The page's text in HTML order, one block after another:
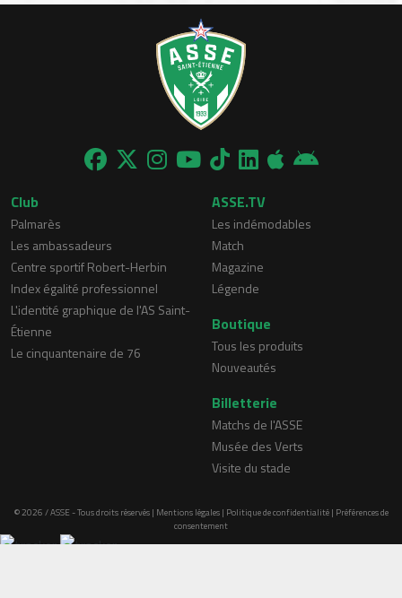
Club
Palmarès
Les ambassadeurs
Centre sportif Robert-Herbin
Index égalité professionnel
L'identité graphique de l'AS Saint-
Étienne
Le cinquantenaire de 76
ASSE.TV
Les indémodables
Match
Magazine
Légende
Boutique
Tous les produits
Nouveautés
Billetterie
Matchs de l'ASSE
Musée des Verts
Visite du stade
© 2026 / ASSE - Tous droits réservés | Mentions légales| Politique de confidentialité| Préférences de
consentement